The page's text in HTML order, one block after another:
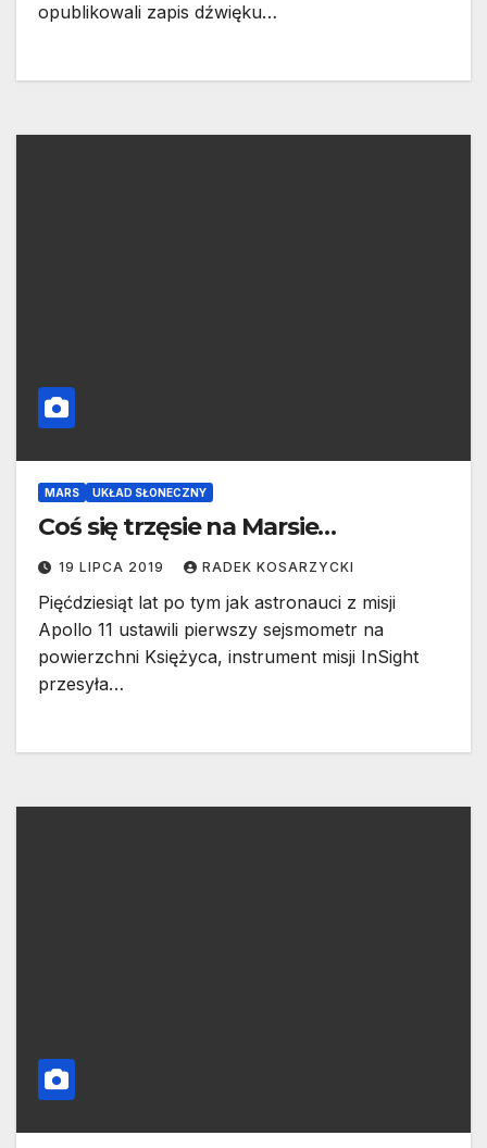
opublikowali zapis dźwięku…
MARS UKŁAD SŁONECZNY
Coś się trzęsie na Marsie…
19 LIPCA 2019 RADEK KOSARZYCKI
Pięćdziesiąt lat po tym jak astronauci z misji
Apollo 11 ustawili pierwszy sejsmometr na
powierzchni Księżyca, instrument misji InSight
przesyła…